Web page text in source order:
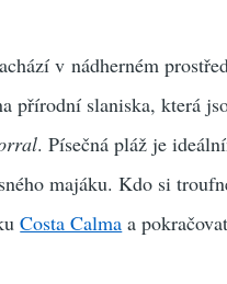
v nádherném
přírodní slaniska, která
. Písečná pláž je
majáku. Kdo si
Costa Calma a